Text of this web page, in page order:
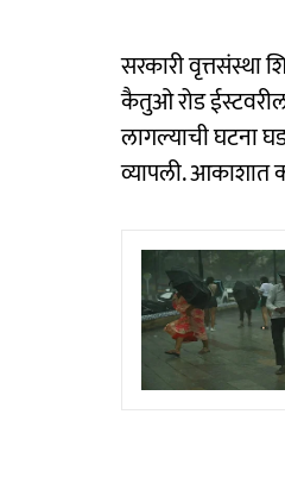
सरकारी वृत्तसंस्था
कैतुओ रोड
लागल्याची घटना
व्यापली. आकाशात